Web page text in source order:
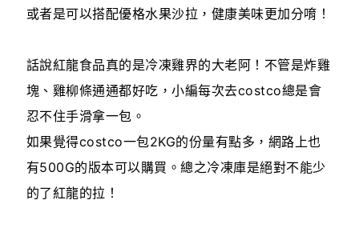
或者是可以搭配優格水果沙拉，健康美味更加分唷！
話說紅龍食品真的是冷凍雞界的大老阿！不管是炸雞
塊、雞柳條通通都好吃，小編每次去costco總是會
忍不住手滑拿一包。
如果覺得costco一包2KG的份量有點多，網路上也
有500G的版本可以購買。總之冷凍庫是絕對不能少
的了紅龍的拉！